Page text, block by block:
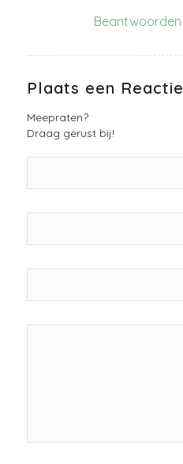
Beantwoorden
Plaats een Reactie
Meepraten?
Draag gerust bij!